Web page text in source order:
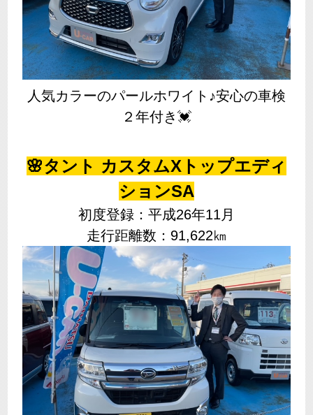
人気カラーのパールホワイト♪安心の車検
２年付き💓
🌸タント カスタムXトップエディ
ションSA
初度登録：平成26年11月
走行距離数：91,622㎞